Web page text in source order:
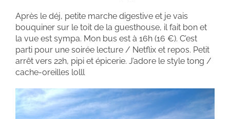
Après le déj, petite marche digestive et je vais
bouquiner sur le toit de la guesthouse, il fait bon et
la vue est sympa. Mon bus est à 16h (16 €). C’est
parti pour une soirée lecture / Netflix et repos. Petit
arrêt vers 22h, pipi et épicerie. J’adore le style tong /
cache-oreilles lolll